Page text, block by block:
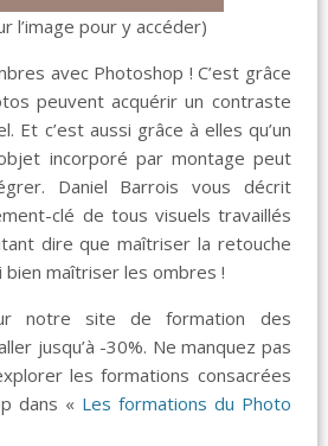
l’image pour y accéder)
avec Photoshop ! C’est grâce
peuvent acquérir un contraste
Et c’est aussi grâce à elles qu’un
incorporé par montage peut
Daniel Barrois vous décrit
clé de tous visuels travaillés
dire que maîtriser la retouche
bien maîtriser les ombres !
notre site de formation des
jusqu’à -30%. Ne manquez pas
les formations consacrées
dans « Les formations du Photo